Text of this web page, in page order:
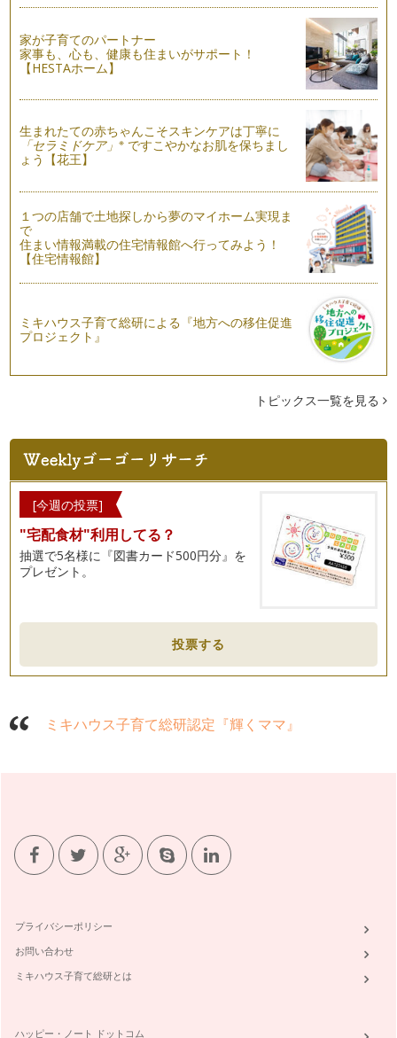
暑い季節がやって来ます。喉が渇いた時、すぐに飲める紅茶が
あると便利ですよね。また、お客様の…
雨の日の憂鬱な気分を晴らしてくれる紅茶ージャワー
外出の予定が急にキャンセル。そんな時は自宅でおいしい紅茶
をいれる絶好のチャンスかもしれませ…
季節のフルーツを使ったおもてなしアレンジティー
紅茶にはティーフードが付き物です。スイーツが主役なら、シ
ンプルなストレートティーやミルクテ…
個性豊かなインドの紅茶の選び方
インドは紅茶の生産量と国内消費が世界第1位の紅茶大国で
す。 長い間、中国産の紅茶が…
パリの中心地では、紅茶専門店やサロン・ド・テ、そしてパテ
ィスリーなどで紅茶を購入したり、飲…
紅茶をおいしくするポットとアイテム選び
紅茶をいれるために、ティーポットはとても大切なアイテムで
す。もし無ければ、フタ付の容器、つ…
セイロン紅茶の魅力
紅茶を選ぶ時、「セイロンティー」という言葉を耳にしたこと
はないでしょうか？ セイロンティー…
紅茶をおいしく飲むためのカップの選び方
紅茶を飲むためにはカップが必要ですね。 大きめな陶器製の
優雅な香りの紅茶ーダージリンー
紅茶と聞くと一番に「ダージリン」を思い浮かべる方が多いよ
うです。インド北東部のヒマラヤ山麓…
紅茶と言えばヨーロッパのイメージが強いかもしれませんが、
クリスマスシーズンに楽しむアレンジティー
今月は子どもたちも待ちきれない楽しいクリスマスです。家で
もツリーを飾ったり、パーティーのメ…
寒い日に飲むミルクティーは心も体も温まります。 イギリス
ではTea with mi…
忙しいママもティーバッグでおいしい紅茶をいれるコツ（2）
家が子育てのパートナー
家事も、心も、健康も住まいがサポート！
【HESTAホーム】
生まれたての赤ちゃんこそスキンケアは丁寧に
「セラミドケア」※ ですこやかなお肌を保ちまし
ょう【花王】
１つの店舗で土地探しから夢のマイホーム実現ま
で
住まい情報満載の住宅情報館へ行ってみよう！
【住宅情報館】
ミキハウス子育て総研による『地方への移住促進
プロジェクト』
トピックス一覧を見る
[今週の投票]
"宅配食材"利用してる？
抽選で5名様に『図書カード500円分』を
プレゼント。
投票する
ミキハウス子育て総研認定『輝くママ』
プライバシーポリシー
お問い合わせ
ミキハウス子育て総研とは
ハッピー・ノート ドットコム